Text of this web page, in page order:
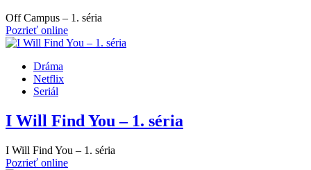
Off Campus – 1. séria
Pozrieť online
Dráma
Netflix
Seriál
I Will Find You – 1. séria
I Will Find You – 1. séria
Pozrieť online